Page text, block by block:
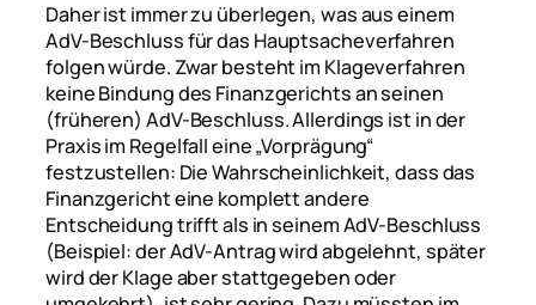
Daher ist immer zu überlegen, was aus einem
AdV-Beschluss für das Hauptsacheverfahren
folgen würde. Zwar besteht im Klageverfahren
keine Bindung des Finanzgerichts an seinen
(früheren) AdV-Beschluss. Allerdings ist in der
Praxis im Regelfall eine „Vorprägung“
festzustellen: Die Wahrscheinlichkeit, dass das
Finanzgericht eine komplett andere
Entscheidung trifft als in seinem AdV-Beschluss
(Beispiel: der AdV-Antrag wird abgelehnt, später
wird der Klage aber stattgegeben oder